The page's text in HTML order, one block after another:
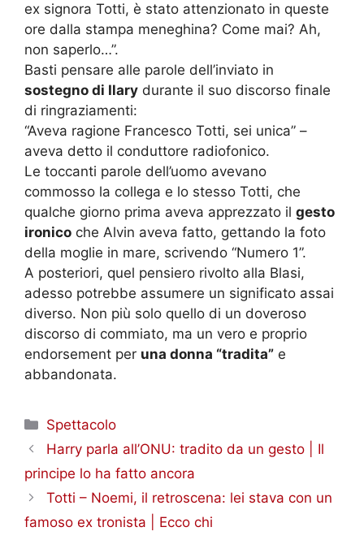
ex signora Totti, è stato attenzionato in queste
ore dalla stampa meneghina? Come mai? Ah,
non saperlo…”.
Basti pensare alle parole dell’inviato in
sostegno di Ilary durante il suo discorso finale
di ringraziamenti:
“Aveva ragione Francesco Totti, sei unica” –
aveva detto il conduttore radiofonico.
Le toccanti parole dell’uomo avevano
commosso la collega e lo stesso Totti, che
qualche giorno prima aveva apprezzato il gesto
ironico che Alvin aveva fatto, gettando la foto
della moglie in mare, scrivendo “Numero 1”.
A posteriori, quel pensiero rivolto alla Blasi,
adesso potrebbe assumere un significato assai
diverso. Non più solo quello di un doveroso
discorso di commiato, ma un vero e proprio
endorsement per una donna “tradita” e
abbandonata.
Categorie
Spettacolo
Harry parla all’ONU: tradito da un gesto | Il
principe lo ha fatto ancora
Totti – Noemi, il retroscena: lei stava con un
famoso ex tronista | Ecco chi